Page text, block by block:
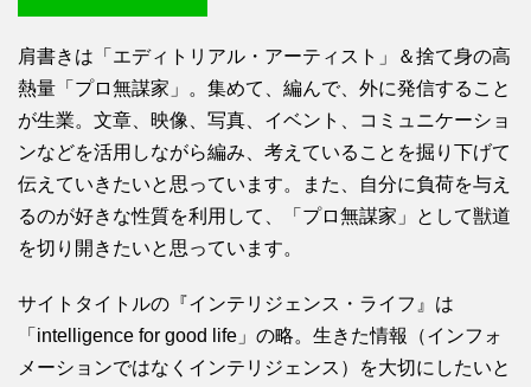
肩書きは「エディトリアル・アーティスト」＆捨て身の高
熱量「プロ無謀家」。集めて、編んで、外に発信すること
が生業。文章、映像、写真、イベント、コミュニケーショ
ンなどを活用しながら編み、考えていることを掘り下げて
伝えていきたいと思っています。また、自分に負荷を与え
るのが好きな性質を利用して、「プロ無謀家」として獣道
を切り開きたいと思っています。
サイトタイトルの『インテリジェンス・ライフ』は
「intelligence for good life」の略。生きた情報（インフォ
メーションではなくインテリジェンス）を大切にしたいと